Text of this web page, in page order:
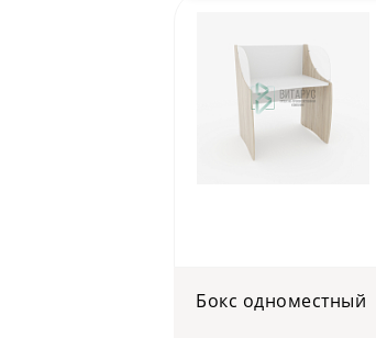
Бокс одноместный